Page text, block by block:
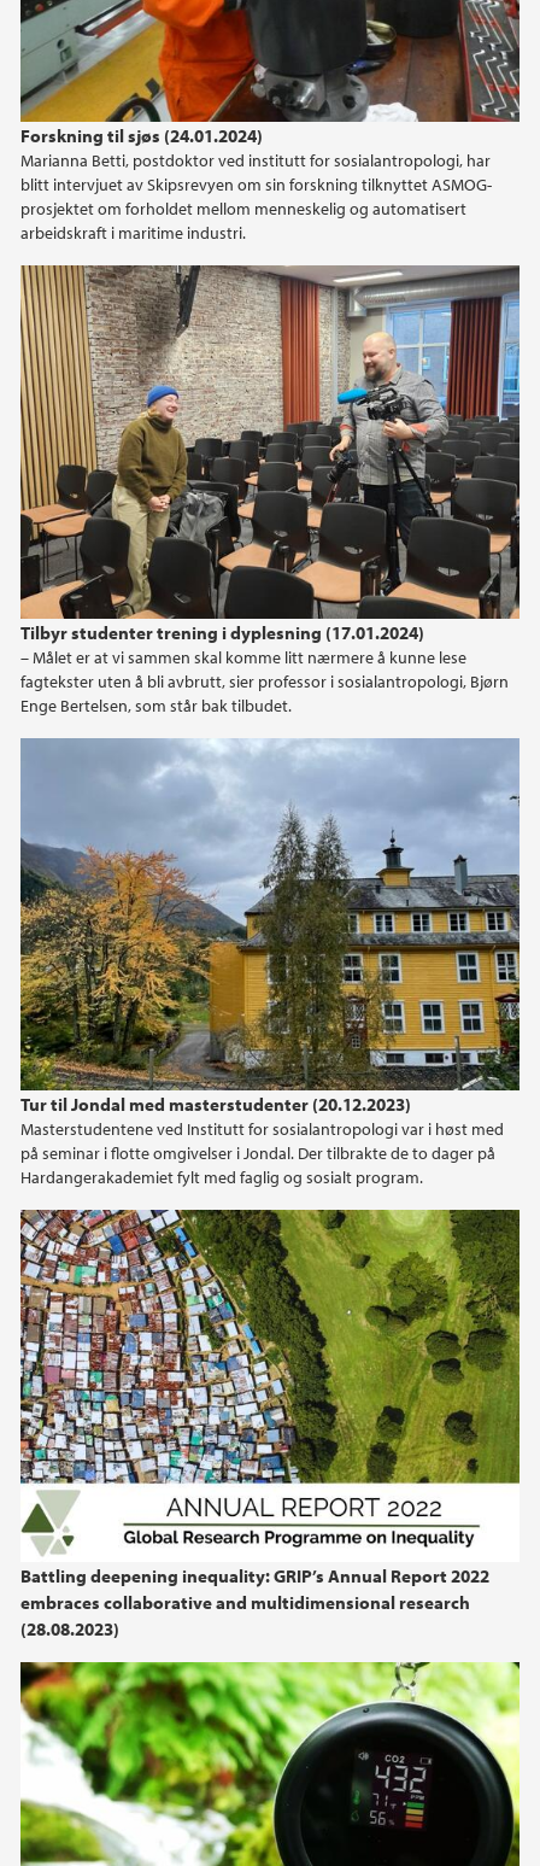
Forskning til sjøs (24.01.2024)
Marianna Betti, postdoktor ved institutt for sosialantropologi, har
blitt intervjuet av Skipsrevyen om sin forskning tilknyttet ASMOG-
prosjektet om forholdet mellom menneskelig og automatisert
arbeidskraft i maritime industri.
Tilbyr studenter trening i dyplesning (17.01.2024)
– Målet er at vi sammen skal komme litt nærmere å kunne lese
fagtekster uten å bli avbrutt, sier professor i sosialantropologi, Bjørn
Enge Bertelsen, som står bak tilbudet.
Tur til Jondal med masterstudenter (20.12.2023)
Masterstudentene ved Institutt for sosialantropologi var i høst med
på seminar i flotte omgivelser i Jondal. Der tilbrakte de to dager på
Hardangerakademiet fylt med faglig og sosialt program.
Battling deepening inequality: GRIP’s Annual Report 2022
embraces collaborative and multidimensional research
(28.08.2023)
2015
2014
2013
2012
2011
2010
2009